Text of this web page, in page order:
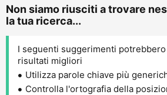
Non siamo riusciti a trovare
la tua ricerca...
I seguenti suggerimenti
risultati migliori
Utilizza parole chiave più
Controlla l'ortografia della